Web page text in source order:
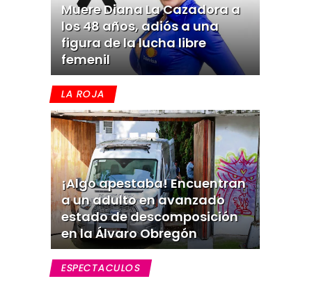
Muere Diana La Cazadora a
los 48 años, adiós a una
figura de la lucha libre
femenil
LA ROJA
¡Algo apestaba! Encuentran
a un adulto en avanzado
estado de descomposición
en la Álvaro Obregón
ESPECTACULOS